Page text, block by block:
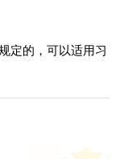
定的，可以适用习